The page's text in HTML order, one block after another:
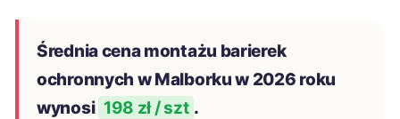
Średnia cena montażu barierek
ochronnych w Malborku w 2026 roku
wynosi 198 zł / szt .